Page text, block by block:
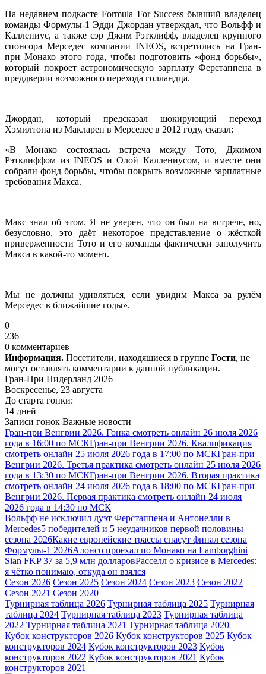
На недавнем подкасте Formula For Success бывший владелец
команды Формулы-1 Эдди Джордан утверждал, что Вольфф и
Каллениус, а также сэр Джим Рэтклифф, владелец крупного
спонсора Мерседес компании INEOS, встретились на Гран-
при Монако этого года, чтобы подготовить «фонд борьбы»,
который покроет астрономическую зарплату Ферстаппена в
преддверии возможного перехода голландца.
Джордан, который предсказал шокирующий переход
Хэмилтона из Макларен в Мерседес в 2012 году, сказал:
«В Монако состоялась встреча между Тото, Джимом
Рэтклиффом из INEOS и Олой Каллениусом, и вместе они
собрали фонд борьбы, чтобы покрыть возможные зарплатные
требования Макса.
Макс знал об этом. Я не уверен, что он был на встрече, но,
безусловно, это даёт некоторое представление о жёсткой
приверженности Тото и его команды фактически заполучить
Макса в какой-то момент.
Мы не должны удивляться, если увидим Макса за рулём
Мерседес в ближайшие годы».
0
236
0 комментариев
Информация. Посетители, находящиеся в группе Гости, не
могут оставлять комментарии к данной публикации.
Гран-При Нидерланд 2026
Воскресенье, 23 августа
До старта гонки:
14 дней
Записи гонок Важные новости
Гран-при Венгрии 2026. Гонка смотреть онлайн 26 июля 2026
года в 16:00 по МСКГран-при Венгрии 2026. Квалификация
смотреть онлайн 25 июля 2026 года в 17:00 по МСКГран-при
Венгрии 2026. Третья практика смотреть онлайн 25 июля 2026
года в 13:30 по МСКГран-при Венгрии 2026. Вторая практика
смотреть онлайн 24 июля 2026 года в 18:00 по МСКГран-при
Венгрии 2026. Первая практика смотреть онлайн 24 июля
2026 года в 14:30 по МСК
Вольфф не исключил дуэт Ферстаппена и Антонелли в
Mercedes5 победителей и 5 неудачников первой половины
сезона 2026Какие европейские трассы спасут финал сезона
Формулы-1 2026Алонсо проехал по Монако на Lamborghini
Sian FKP 37 за 5,9 млн долларовРасселл о кризисе в Mercedes:
я чётко понимаю, откуда он взялся
Сезон 2026 Сезон 2025 Сезон 2024 Сезон 2023 Сезон 2022
Сезон 2021 Сезон 2020
Турнирная таблица 2026 Турнирная таблица 2025 Турнирная
таблица 2024 Турнирная таблица 2023 Турнирная таблица
2022 Турнирная таблица 2021 Турнирная таблица 2020
Кубок конструкторов 2026 Кубок конструкторов 2025 Кубок
конструкторов 2024 Кубок конструкторов 2023 Кубок
конструкторов 2022 Кубок конструкторов 2021 Кубок
конструкторов 2021